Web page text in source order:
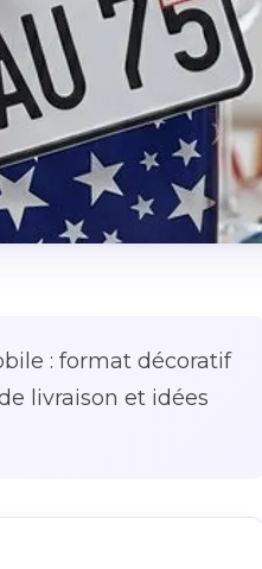
: format décoratif
livraison et idées